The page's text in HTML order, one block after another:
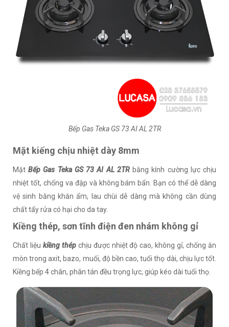
Bếp Gas Teka GS 73 AI AL 2TR
Mặt kiếng chịu nhiệt dày 8mm
MặtBếp Gas Teka GS 73 AI AL 2TRbằng kính cường lực chịu
nhiệt tốt, chống va đập và không bám bẩn. Bạn có thể dễ dàng
vệ sinh bằng khăn ẩm, lau chùi dễ dàng mà không cần dùng
chất tẩy rửa có hại cho da tay.
Kiềng thép, sơn tĩnh điện đen nhám không gỉ
Chất liệu kiềng thépchịu được nhiệt độ cao, không gỉ, chống ăn
mòn trong axit, bazo, muối, độ bền cao, tuổi thọ dài, chịu lực tốt.
Kiềng bếp 4 chân, phân tán đều trọng lực, giúp kéo dài tuổi thọ.